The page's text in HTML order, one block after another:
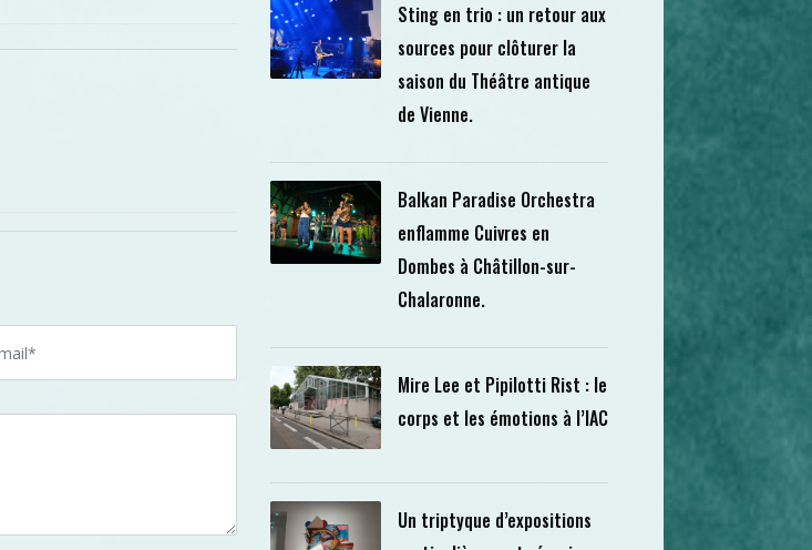
Sting en trio : un retour aux
sources pour clôturer la
saison du Théâtre antique
de Vienne.
Balkan Paradise Orchestra
enflamme Cuivres en
Dombes à Châtillon-sur-
Chalaronne.
Mire Lee et Pipilotti Rist : le
corps et les émotions à l’IAC
Un triptyque d’expositions